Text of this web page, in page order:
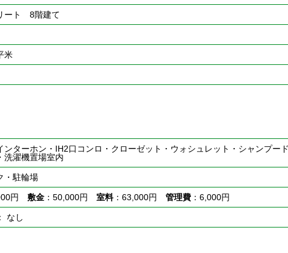
ート 8階建て
米
ンターホン・IH2口コンロ・クローゼット・ウォシュレット・シャンプー
洗濯機置場室内
・駐輪場
円 敷金：50,000円 室料：63,000円 管理費：6,000円
なし